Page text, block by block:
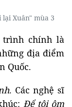
Xuân" mùa 3
trình chính là
địa điểm
Quốc.
. Các nghệ sĩ
Để tôi ôm